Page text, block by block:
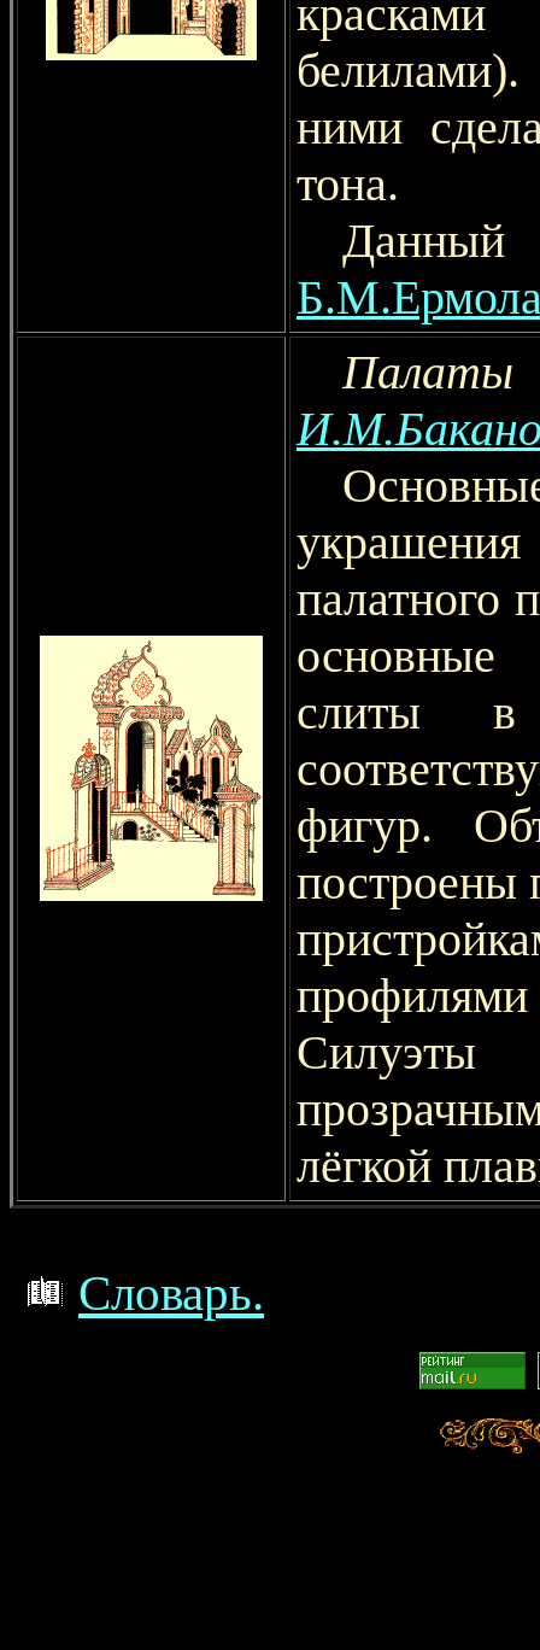
ними
тона.
Данный
палатного
основные
слиты в
фигур.
построены
лёгкой
Словарь.